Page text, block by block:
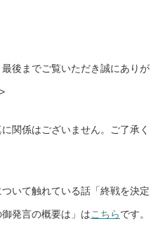
後までご覧いただき誠にありが
関係はございません。ご了承く
いて触れている話「終戦を決定
発言の概要は」はこちらです。